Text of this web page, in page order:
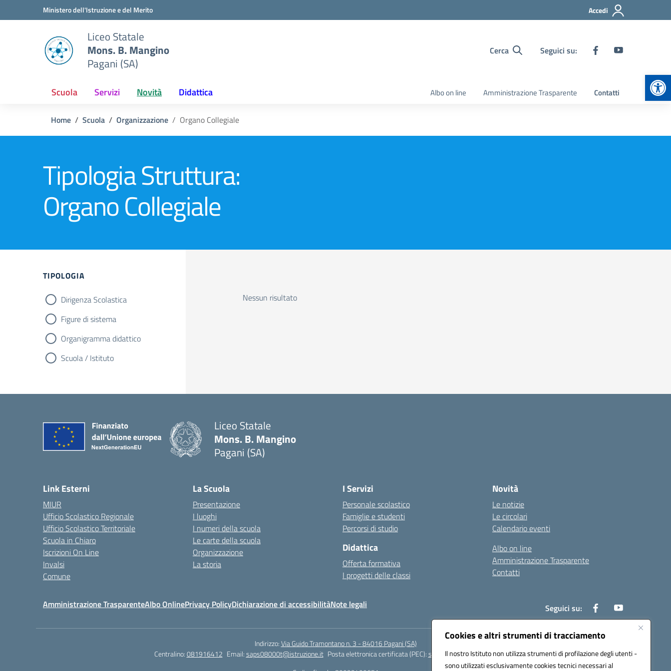
Cookies e altri strumenti di tracciamento
Il nostro Istituto non utilizza strumenti di profilazione degli utenti -
sono utilizzati esclusivamente cookies tecnici necessari al
Vai ai contenuti
Vai al menu di navigazioneMinistero dell'Istruzione e del Merito Accedi
Liceo Statale
Mons. B. Mangino
Pagani (SA)
Cerca Seguici su:
Scuola Servizi Novità Didattica Albo on line Amministrazione Trasparente Contatti
Home Scuola Organizzazione Organo Collegiale
Tipologia Struttura:
Organo Collegiale
TIPOLOGIA
Dirigenza Scolastica
Figure di sistema
Organigramma didattico
Scuola / Istituto
Nessun risultato
Liceo Statale
Mons. B. Mangino
Pagani (SA)
Link Esterni
MIUR
Ufficio Scolastico Regionale
Ufficio Scolastico Territoriale
Scuola in Chiaro
Iscrizioni On Line
Invalsi
Comune
La Scuola
Presentazione
I luoghi
I numeri della scuola
Le carte della scuola
Organizzazione
La storia
I Servizi
Personale scolastico
Famiglie e studenti
Percorsi di studio
Didattica
Offerta formativa
I progetti delle classi
Novità
Le notizie
Le circolari
Calendario eventi
Albo on line
Amministrazione Trasparente
Contatti
Amministrazione TrasparenteAlbo OnlinePrivacy PolicyDichiarazione di accessibilitàNote legali Seguici su:
Indirizzo:Via Guido Tramontano n. 3 - 84016 Pagani (SA)
Centralino:081916412 Email:saps08000t@istruzione.it Posta elettronica certificata (PEC):saps08000t@pec.istruzione.it